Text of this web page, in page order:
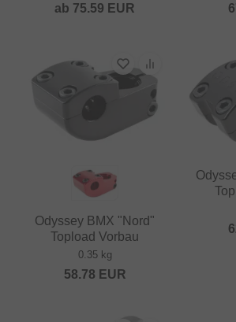
ab 75.59 EUR
Odyssey BMX "Nord"
Topload Vorbau
0.35 kg
58.78 EUR